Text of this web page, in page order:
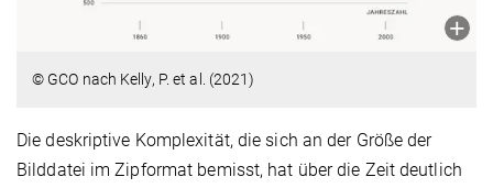
© GCO nach Kelly, P. et al. (2021)
Die deskriptive Komplexität, die sich an der Größe der
Bilddatei im Zipformat bemisst, hat über die Zeit deutlich